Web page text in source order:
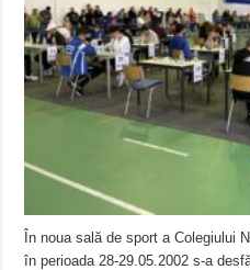
În noua sală de sport a Colegiului
în perioada 28-29.05.2002 s-a